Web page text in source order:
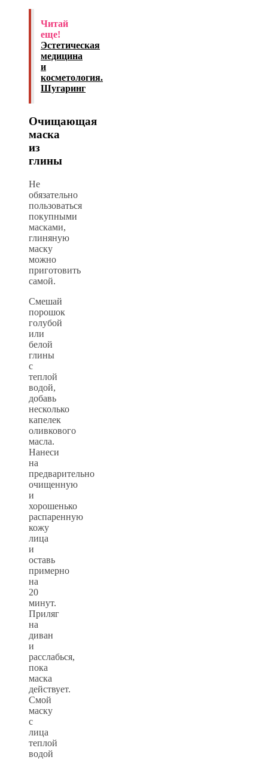
Читай
еще!
Эстетическая
медицина
и
косметология.
Шугаринг
Очищающая
маска
из
глины
Не
обязательно
пользоваться
покупными
масками,
глиняную
маску
можно
приготовить
самой.
Смешай
порошок
голубой
или
белой
глины
с
теплой
водой,
добавь
несколько
капелек
оливкового
масла.
Нанеси
на
предварительно
очищенную
и
хорошенько
распаренную
кожу
лица
и
оставь
примерно
на
20
минут.
Приляг
на
диван
и
расслабься,
пока
маска
действует.
Смой
маску
с
лица
теплой
водой